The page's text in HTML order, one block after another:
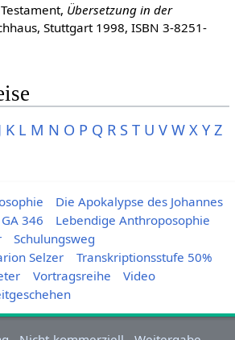
Übersetzung in der
Stuttgart 1998, ISBN 3-8251-
K L M N O P Q R S T U V W X Y Z
Die Apokalypse des Johannes
GA 346
Lebendige Anthroposophie
Schulungsweg
Selzer
Transkriptionsstufe 50%
Vortragsreihe
Video